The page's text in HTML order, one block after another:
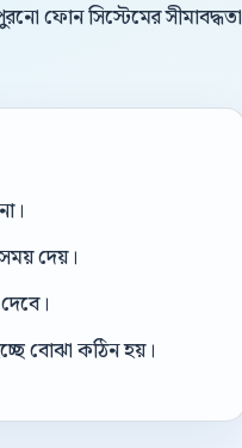
ফোন সিস্টেমের সীমাবদ্ধতা
দেয়।
বোঝা কঠিন হয়।